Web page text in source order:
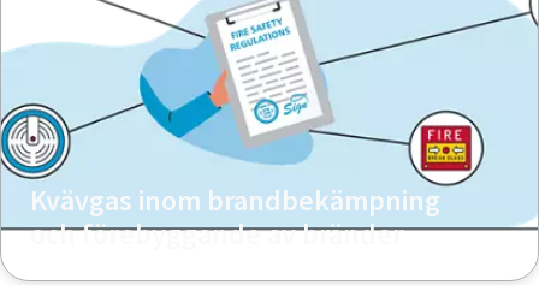
Kvävgas inom brandbekämpning
och förebyggande av bränder